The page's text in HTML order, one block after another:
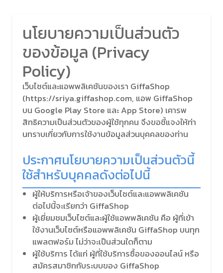
นโยบายความเป็นส่วนตัว
ของข้อมูล (Privacy
Policy)
เว็บไซต์และแอพพลิเคชันของเรา GiffaShop
(https://sriya.giffashop.com, แอพ GiffaShop
บน Google Play Store และ App Store) เคารพ
สิทธิความเป็นส่วนตัวของผู้ใช้ทุกคน จึงขอชี้แจงให้ท่า
นทราบเกี่ยวกับการใช้งานข้อมูลส่วนบุคคลของท่าน
ประกาศนโยบายความเป็นส่วนตัวนี้
ใช้สำหรับบุคคลดังต่อไปนี้
ผู้ให้บริการหรือเจ้าของเว็บไซต์และแอพพลิเคชัน
ต่อไปนี้จะเรียกว่า GiffaShop
ผู้เยี่ยมชมเว็บไซต์และผู้ใช้แอพพลิเคชัน คือ ผู้ที่เข้า
ใช้งานเว็บไซต์หรือแอพพลิเคชัน GiffaShop บนทุก
แพลตฟอร์ม ไม่ว่าจะเป็นส่วนใดก็ตาม
ผู้ใช้บริการ ได้แก่ ผู้ที่ใช้บริการซื้อของออนไลน์ หรือ
สมัครสมาชิกกับระบบของ GiffaShop